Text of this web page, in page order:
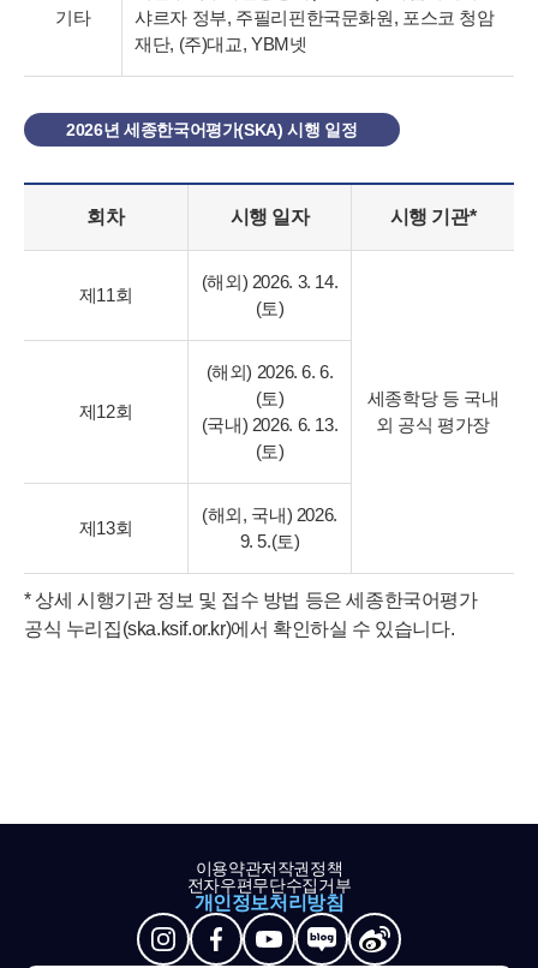
기타
샤르자 정부, 주필리핀한국문화원, 포스코 청암
재단, (주)대교, YBM넷
2026년 세종한국어평가(SKA) 시행 일정
회차 시행 일자 시행 기관*
제11회
(해외) 2026. 3. 14.
(토)
세종학당 등 국내
외 공식 평가장
제12회
(해외) 2026. 6. 6.
(토)
(국내) 2026. 6. 13.
(토)
제13회
(해외, 국내) 2026.
9. 5.(토)
* 상세 시행기관 정보 및 접수 방법 등은 세종한국어평가
공식 누리집(ska.ksif.or.kr)에서 확인하실 수 있습니다.
이용약관저작권정책
전자우편무단수집거부
개인정보처리방침